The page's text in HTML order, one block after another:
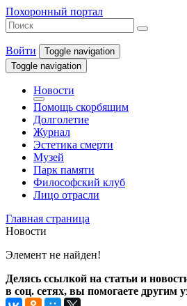
Похоронный портал
Войти
Toggle navigation
Toggle navigation
Новости
Помощь скорбящим
Долголетие
Журнал
Эстетика смерти
Музей
Парк памяти
Философский клуб
Лицо отрасли
Главная страница
Новости
Элемент не найден!
Делясь ссылкой на статьи и
в соц. сетях, вы помогаете другим